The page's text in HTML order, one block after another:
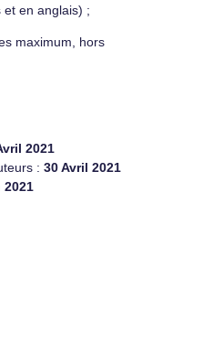
en anglais) ;
maximum, hors
2021
:30 Avril 2021
2021